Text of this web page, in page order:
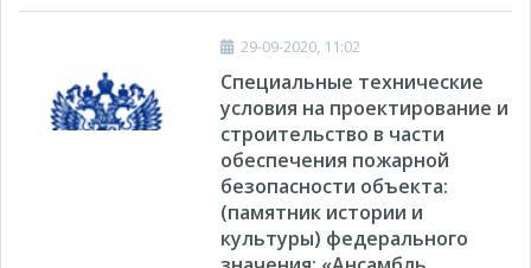
29-09-2020, 11:02
Специальные технические
условия на проектирование и
строительство в части
обеспечения пожарной
безопасности объекта:
(памятник истории и
культуры) федерального